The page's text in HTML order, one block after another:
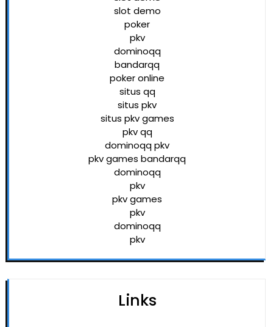
slot demo
poker
pkv
dominoqq
bandarqq
poker online
situs qq
situs pkv
situs pkv games
pkv qq
dominoqq pkv
pkv games bandarqq
dominoqq
pkv
pkv games
pkv
dominoqq
pkv
Links